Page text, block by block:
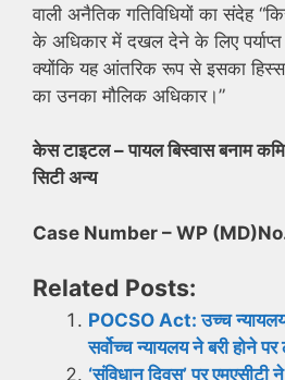
वाली अनैतिक गतिविधियों का संदेह
के अधिकार में दखल देने के लिए
क्योंकि यह आंतरिक रूप से इसका
का उनका मौलिक अधिकार।”
केस टाइटल – पायल बिस्वास बनाम
सिटी अन्य
Case Number – WP
Related Posts:
POCSO Act: उच्च न्यायलय
सर्वोच्च न्यायलय ने बरी होने
‘संविधान दिवस’ पर